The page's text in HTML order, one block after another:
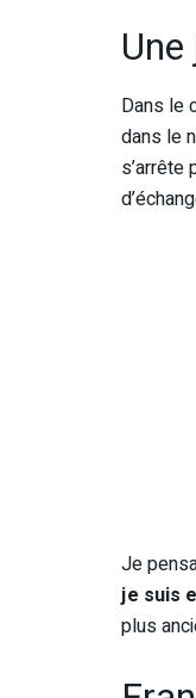
Dans le
dans le
s’arrête
Je
je suis
plus